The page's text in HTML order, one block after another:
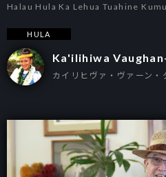
Halau Hula Ka Lehua Tuahine
HULA
Ka'ilihiwa
カイリヒヴァ・ヴァーン・